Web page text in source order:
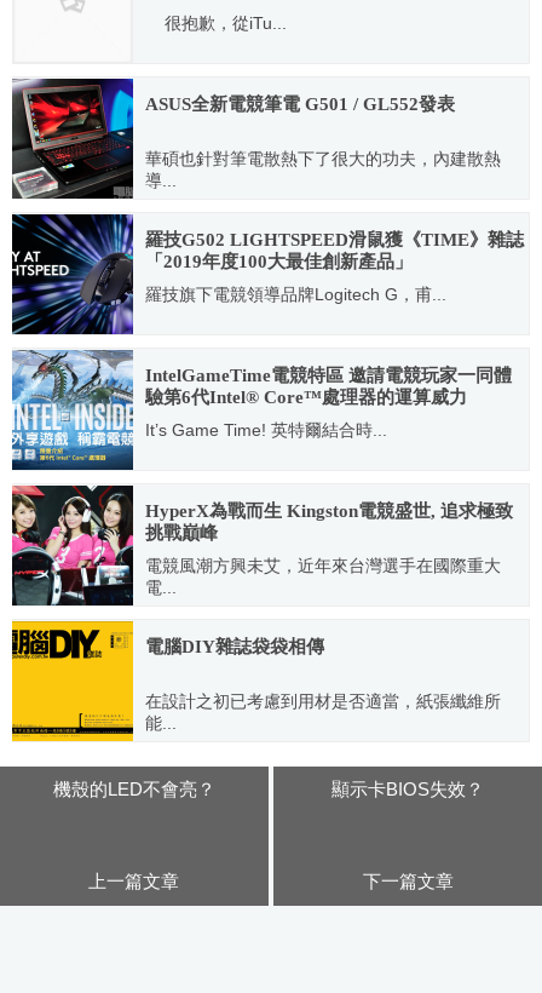
很抱歉，從iTu...
2011.12.01
ASUS全新電競筆電 G501 / GL552發表
華碩也針對筆電散熱下了很大的功夫，內建散熱
導...
2015.04.13
羅技G502 LIGHTSPEED滑鼠獲《TIME》雜誌
「2019年度100大最佳創新產品」
羅技旗下電競領導品牌Logitech G，甫...
2019.12.02
IntelGameTime電競特區 邀請電競玩家一同體
驗第6代Intel® Core™處理器的運算威力
It’s Game Time! 英特爾結合時...
2016.04.08
HyperX為戰而生 Kingston電競盛世, 追求極致
挑戰巔峰
電競風潮方興未艾，近年來台灣選手在國際重大
電...
2015.08.06
電腦DIY雜誌袋袋相傳
在設計之初已考慮到用材是否適當，紙張纖維所
能...
機殼的LED不會亮？
上一篇文章
顯示卡BIOS失效？
下一篇文章